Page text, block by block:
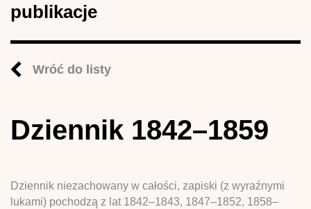
publikacje
Wróć do listy
Dziennik 1842–1859
Dziennik niezachowany w całości, zapiski (z wyraźnymi
lukami) pochodzą z lat 1842–1843, 1847–1852, 1858–